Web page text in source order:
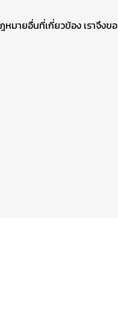
มายอื่นที่เกี่ยวข้อง เราจึงขอ